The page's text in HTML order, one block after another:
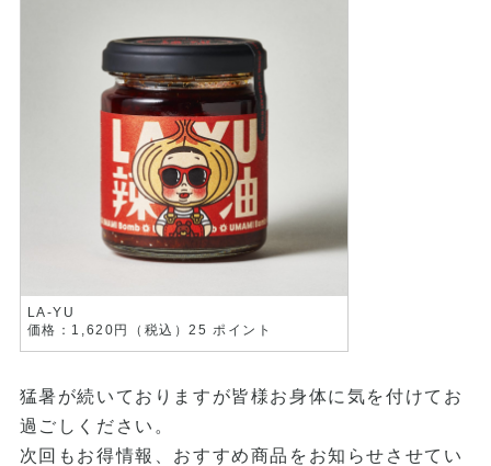
LA-YU
価格：1,620円（税込）25 ポイント
猛暑が続いておりますが皆様お身体に気を付けてお
過ごしください。
次回もお得情報、おすすめ商品をお知らせさせてい